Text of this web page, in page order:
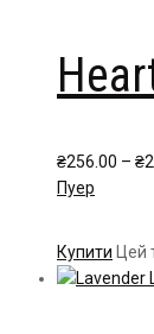
₴256.00 – ₴
Пуер
Купити Цей